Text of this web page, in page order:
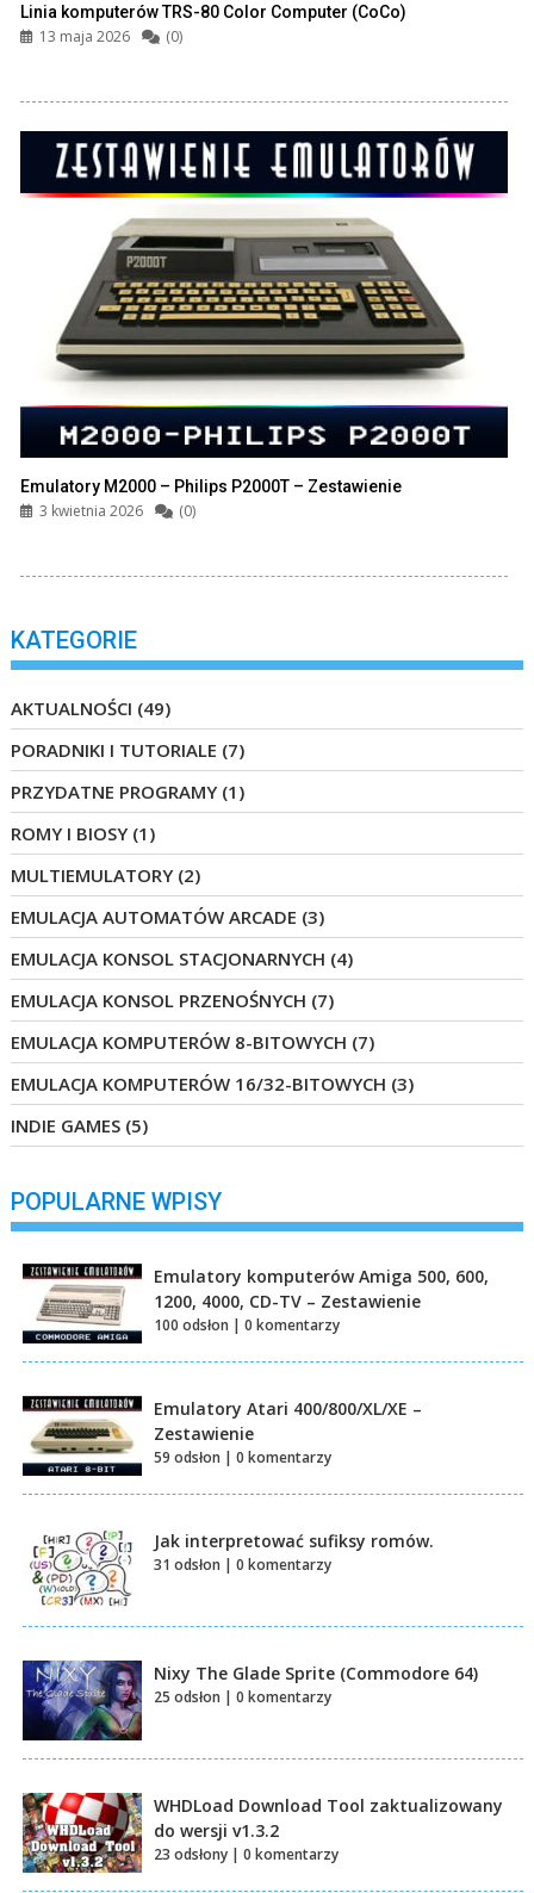
Linia komputerów TRS-80 Color Computer (CoCo)
13 maja 2026 (0)
Emulatory M2000 – Philips P2000T – Zestawienie
3 kwietnia 2026 (0)
KATEGORIE
AKTUALNOŚCI (49)
PORADNIKI I TUTORIALE (7)
PRZYDATNE PROGRAMY (1)
ROMY I BIOSY (1)
MULTIEMULATORY (2)
EMULACJA AUTOMATÓW ARCADE (3)
EMULACJA KONSOL STACJONARNYCH (4)
EMULACJA KONSOL PRZENOŚNYCH (7)
EMULACJA KOMPUTERÓW 8-BITOWYCH (7)
EMULACJA KOMPUTERÓW 16/32-BITOWYCH (3)
INDIE GAMES (5)
POPULARNE WPISY
Emulatory komputerów Amiga 500, 600,
1200, 4000, CD-TV – Zestawienie
100 odsłon |0 komentarzy
Emulatory Atari 400/800/XL/XE –
Zestawienie
59 odsłon |0 komentarzy
Jak interpretować sufiksy romów.
31 odsłon |0 komentarzy
Nixy The Glade Sprite (Commodore 64)
25 odsłon |0 komentarzy
WHDLoad Download Tool zaktualizowany
do wersji v1.3.2
23 odsłony |0 komentarzy